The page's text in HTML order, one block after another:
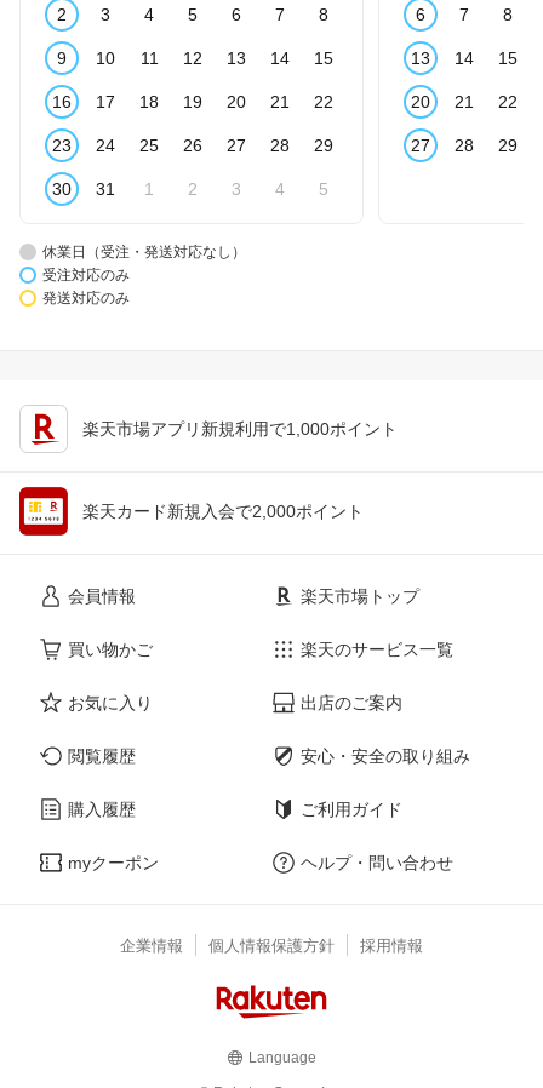
2 3 4 5 6 7 8
9 10 11 12 13 14 15
16 17 18 19 20 21 22
23 24 25 26 27 28 29
30 31 1 2 3 4 5
6 7 8
13 14 15
20 21 22
27 28 29
休業日（受注・発送対応なし）
受注対応のみ
発送対応のみ
楽天市場アプリ新規利用で1,000ポイント
楽天カード新規入会で2,000ポイント
会員情報
買い物かご
お気に入り
閲覧履歴
購入履歴
myクーポン
楽天市場トップ
楽天のサービス一覧
出店のご案内
安心・安全の取り組み
ご利用ガイド
ヘルプ・問い合わせ
企業情報 個人情報保護方針 採用情報
Language